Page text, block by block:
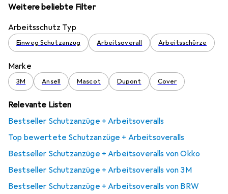
Weitere beliebte Filter
Arbeitsschutz Typ
Einweg Schutzanzug Arbeitsoverall Arbeitsschürze
Marke
3M Ansell Mascot Dupont Cover
Relevante Listen
Bestseller Schutzanzüge + Arbeitsoveralls
Top bewertete Schutzanzüge + Arbeitsoveralls
Bestseller Schutzanzüge + Arbeitsoveralls von Okko
Bestseller Schutzanzüge + Arbeitsoveralls von 3M
Bestseller Schutzanzüge + Arbeitsoveralls von BRW